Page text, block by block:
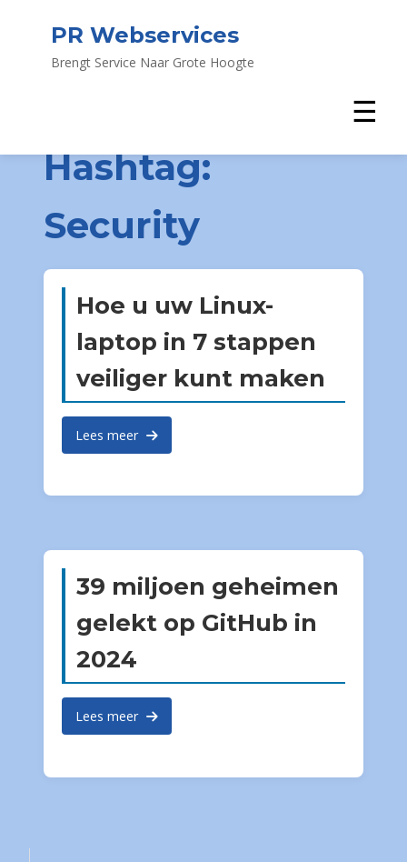
PR Webservices
Brengt Service Naar Grote Hoogte
☰
Hashtag:
Security
Hoe u uw Linux-
laptop in 7 stappen
veiliger kunt maken
Lees meer
39 miljoen geheimen
gelekt op GitHub in
2024
Lees meer